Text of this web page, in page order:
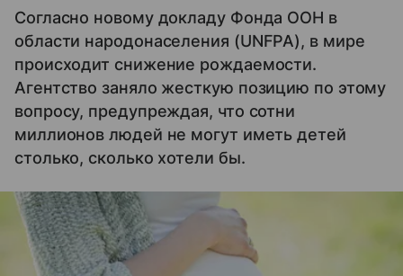
Согласно новому докладу Фонда ООН в
области народонаселения (UNFPA), в мире
происходит снижение рождаемости.
Агентство заняло жесткую позицию по этому
вопросу, предупреждая, что сотни
миллионов людей не могут иметь детей
столько, сколько хотели бы.